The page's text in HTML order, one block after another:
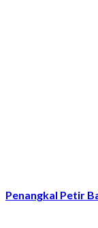
Penangkal Petir